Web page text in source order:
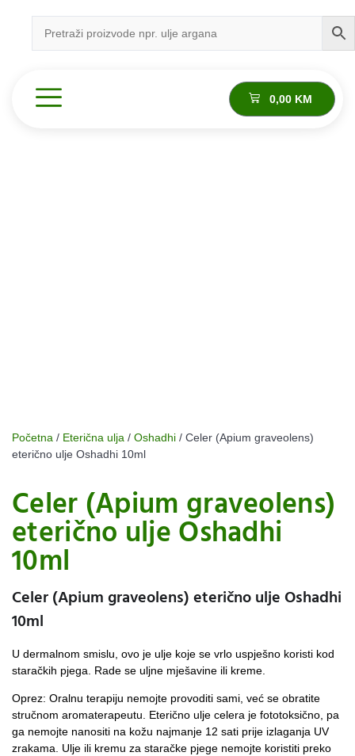
0,00 KM
Početna / Eterična ulja / Oshadhi / Celer (Apium graveolens)
eterično ulje Oshadhi 10ml
Celer (Apium graveolens)
eterično ulje Oshadhi
10ml
Celer (Apium graveolens) eterično ulje Oshadhi
10ml
U dermalnom smislu, ovo je ulje koje se vrlo uspješno koristi kod
staračkih pjega. Rade se uljne mješavine ili kreme.
Oprez: Oralnu terapiju nemojte provoditi sami, već se obratite
stručnom aromaterapeutu. Eterično ulje celera je fototoksično, pa
ga nemojte nanositi na kožu najmanje 12 sati prije izlaganja UV
zrakama. Ulje ili kremu za staračke pjege nemojte koristiti preko